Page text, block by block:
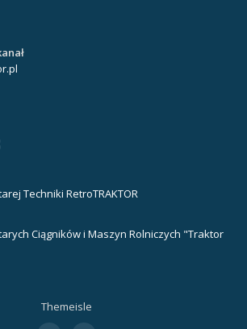
Techniki RetroTRAKTOR
Ciągników i Maszyn Rolniczych "Traktor
Themeisle